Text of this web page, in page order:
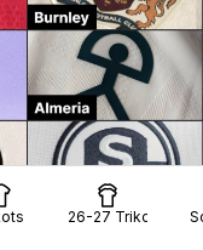
26-27 Trikots